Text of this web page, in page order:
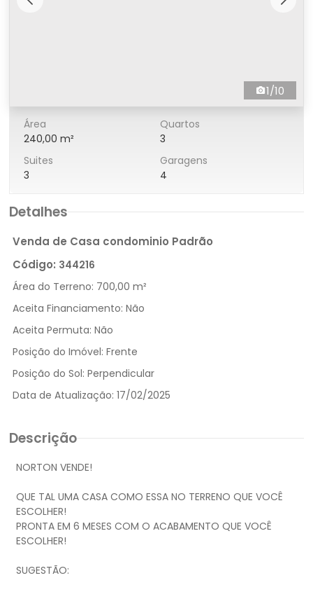
1/10
Área
240,00 m²
Quartos
3
Suites
3
Garagens
4
Detalhes
Venda de Casa condominio Padrão
Código: 344216
Área do Terreno: 700,00 m²
Aceita Financiamento: Não
Aceita Permuta: Não
Posição do Imóvel: Frente
Posição do Sol: Perpendicular
Data de Atualização: 17/02/2025
Descrição
NORTON VENDE!
QUE TAL UMA CASA COMO ESSA NO TERRENO QUE VOCÊ
ESCOLHER!
PRONTA EM 6 MESES COM O ACABAMENTO QUE VOCÊ
ESCOLHER!
SUGESTÃO: